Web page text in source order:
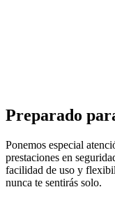
Preparado
Ponemos especial
prestaciones en
facilidad de uso y
nunca te sentirás solo.